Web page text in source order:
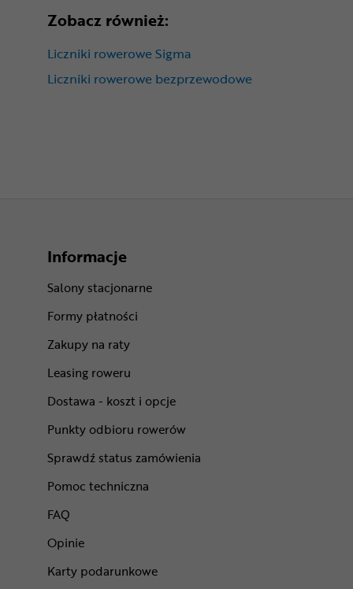
Zobacz również:
Liczniki rowerowe Sigma
Liczniki rowerowe bezprzewodowe
Informacje
Salony stacjonarne
Formy płatności
Zakupy na raty
Leasing roweru
Dostawa - koszt i opcje
Punkty odbioru rowerów
Sprawdź status zamówienia
Pomoc techniczna
FAQ
Opinie
Karty podarunkowe